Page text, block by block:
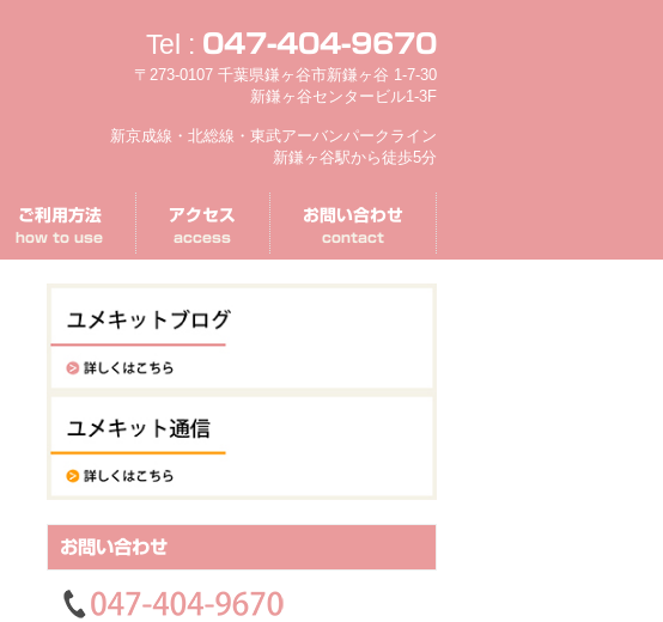
Tel : 047-404-9670
〒273-0107 千葉県鎌ヶ谷市新鎌ヶ谷 1-7-30
新鎌ヶ谷センタービル1-3F
新京成線・北総線・東武アーバンパークライン
新鎌ヶ谷駅から徒歩5分
ご利用方法
how to use
アクセス
access
お問い合わせ
contact
お問い合わせ